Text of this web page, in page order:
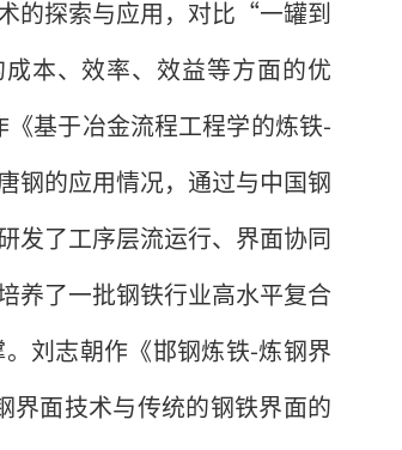
的探索与应用，对比“一罐到
本、效率、效益等方面的优
基于冶金流程工程学的炼铁-
的应用情况，通过与中国钢
了工序层流运行、界面协同
养了一批钢铁行业高水平复合
刘志朝作《邯钢炼铁-炼钢界
界面技术与传统的钢铁界面的